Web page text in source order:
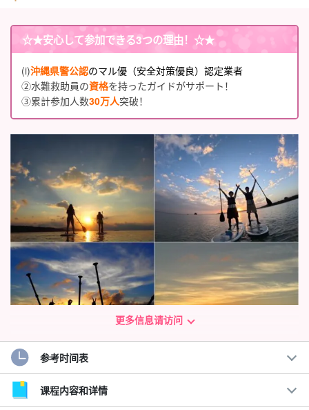
☆★安心して参加できる3つの理由！☆★
(i)沖縄県警公認のマル優（安全対策優良）認定業者
②水難救助員の資格を持ったガイドがサポート！
③累計参加人数30万人突破！
可当天预订☆。
更多信息请访问
参考时间表
课程内容和详情